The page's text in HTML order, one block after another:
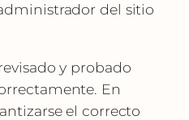
del sitio
y probado
En
el correcto